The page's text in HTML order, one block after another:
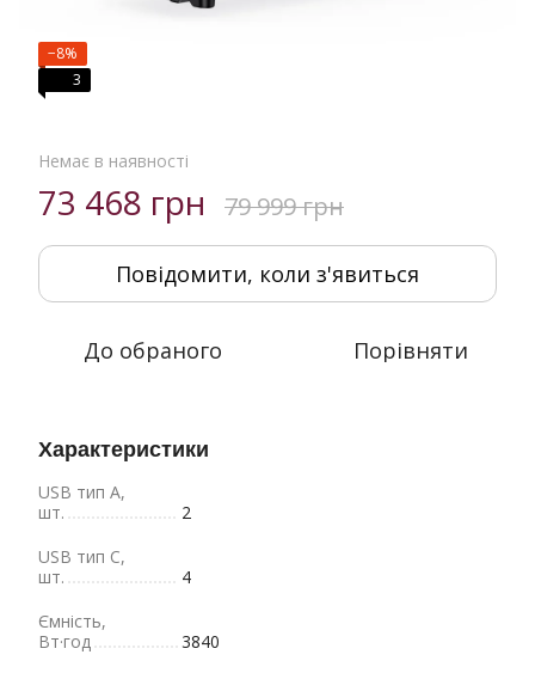
−8%
3
Немає в наявності
73 468 грн 79 999 грн
Повідомити, коли з'явиться
До обраного Порівняти
Характеристики
USB тип A,
шт.
2
USB тип C,
шт.
4
Ємність,
Вт·год
3840